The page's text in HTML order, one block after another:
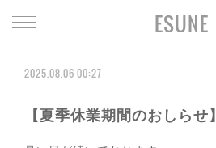
ESUNE
2025.08.06 00:27
【夏季休業期間のおしらせ】